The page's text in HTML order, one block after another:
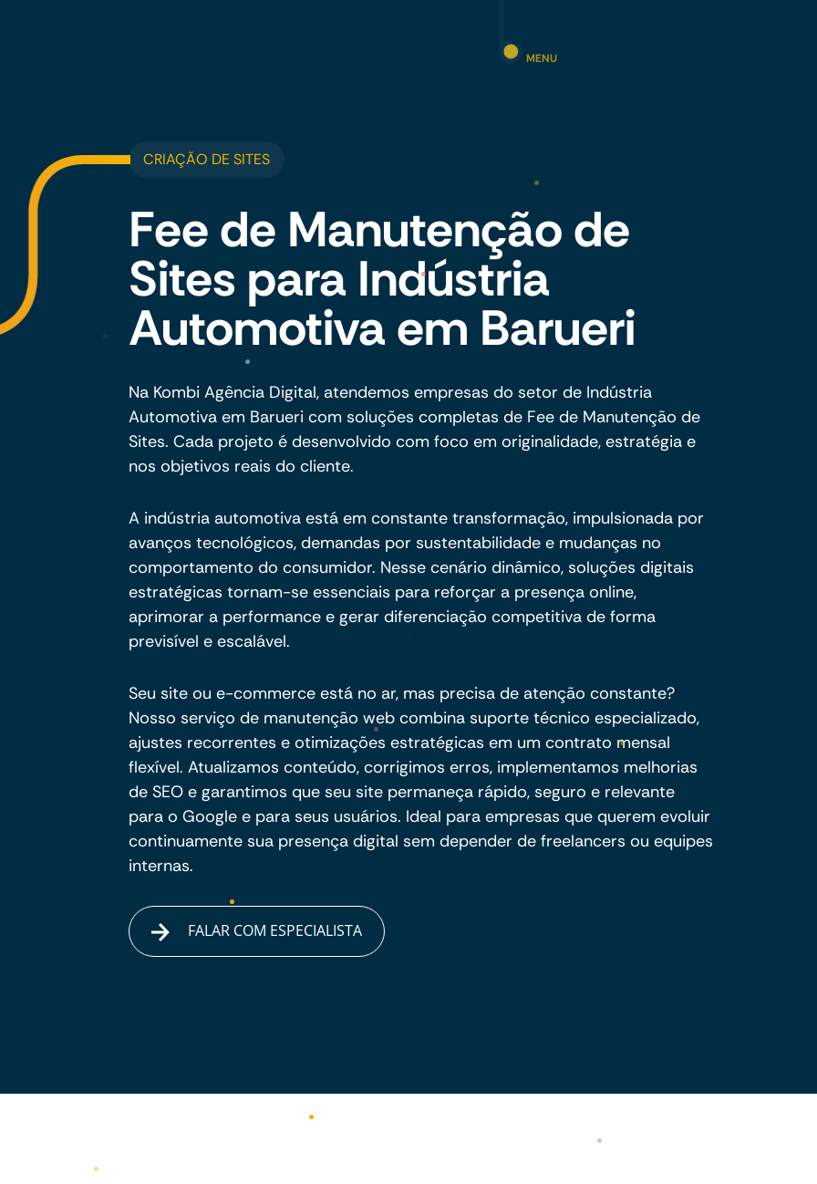
MENU
CRIAÇÃO DE SITES
Fee de Manutenção de
Sites para Indústria
Automotiva em Barueri
Na Kombi Agência Digital, atendemos empresas do setor de Indústria
Automotiva em Barueri com soluções completas de Fee de Manutenção de
Sites. Cada projeto é desenvolvido com foco em originalidade, estratégia e
nos objetivos reais do cliente.
A indústria automotiva está em constante transformação, impulsionada por
avanços tecnológicos, demandas por sustentabilidade e mudanças no
comportamento do consumidor. Nesse cenário dinâmico, soluções digitais
estratégicas tornam-se essenciais para reforçar a presença online,
aprimorar a performance e gerar diferenciação competitiva de forma
previsível e escalável.
Seu site ou e-commerce está no ar, mas precisa de atenção constante?
Nosso serviço de manutenção web combina suporte técnico especializado,
ajustes recorrentes e otimizações estratégicas em um contrato mensal
flexível. Atualizamos conteúdo, corrigimos erros, implementamos melhorias
de SEO e garantimos que seu site permaneça rápido, seguro e relevante
para o Google e para seus usuários. Ideal para empresas que querem evoluir
continuamente sua presença digital sem depender de freelancers ou equipes
internas.
FALAR COM ESPECIALISTA